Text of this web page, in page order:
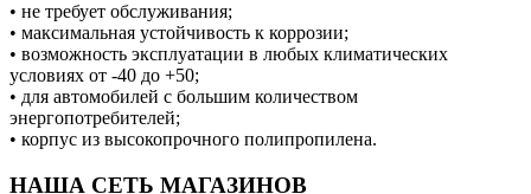
• не требует обслуживания;
• максимальная устойчивость к коррозии;
• возможность эксплуатации в любых климатических
условиях от -40 до +50;
• для автомобилей с большим количеством
энергопотребителей;
• корпус из высокопрочного полипропилена.
НАША СЕТЬ МАГАЗИНОВ